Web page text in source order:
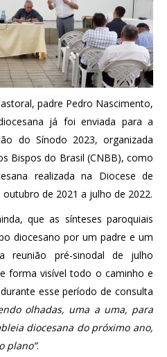
padre Pedro Nascimento,
já foi enviada para a
do Sínodo 2023, organizada
Bispos do Brasil (CNBB), como
realizada na Diocese de
de 2021 a julho de 2022.
que as sínteses paroquiais
diocesano por um padre e um
reunião pré-sinodal de julho
forma visível todo o caminho e
esse período de consulta
olhadas, uma a uma, para
diocesana do próximo ano,
plano”.